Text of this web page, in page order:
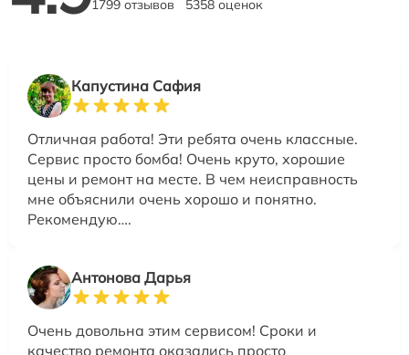
1799 отзывов 5358 оценок
Капустина Сафия
Отличная работа! Эти ребята очень классные.
Сервис просто бомба! Очень круто, хорошие
цены и ремонт на месте. В чем неисправность
мне объяснили очень хорошо и понятно.
Рекомендую….
Антонова Дарья
Очень довольна этим сервисом! Сроки и
качество ремонта оказались просто